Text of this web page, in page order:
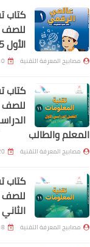
كتاب
للصف
الأول 2025-2026
مصابيح المعرفة التقنية 10
كتاب
للصف
المعلم والطالب
مصابيح المعرفة التقنية 20
كتاب
للصف
الثاني
مصابيح المعرفة التقنية 18